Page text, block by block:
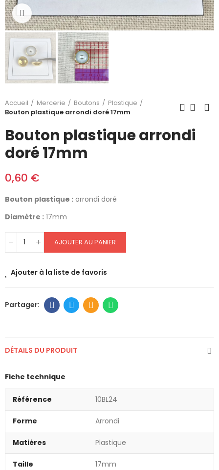
Cliquez pour agrandir
Accueil Mercerie Boutons
Plastique
Bouton plastique arrondi doré 17mm
Bouton plastique arrondi
doré 17mm
0,60 €
Bouton plastique : arrondi doré
Diamètre : 17mm
AJOUTER AU PANIER
Ajouter à la liste de favoris
DÉTAILS DU PRODUIT
Fiche technique
Référence 10BL24
Forme Arrondi
Matières Plastique
Taille 17mm